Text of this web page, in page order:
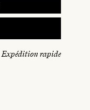
Expédition rapide